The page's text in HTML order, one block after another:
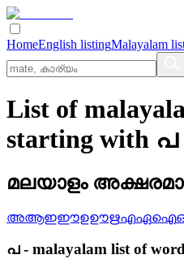
HomeEnglish listingMalayalam
List of
starting with പ
മലയാളം
അആഇഈഉഊഋഎഏഐഒ
പ- malayalam list of